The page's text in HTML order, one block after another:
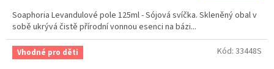
z
5
hvězdiček.
Soaphoria Levandulové pole 125ml - Sójová svíčka. Skleněný obal v
sobě ukrývá čistě přírodní vonnou esenci na bázi...
Vhodné pro děti Kód: 33448S